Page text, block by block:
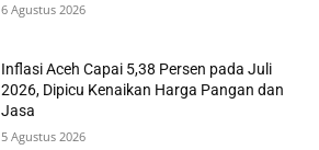
6 Agustus 2026
Inflasi Aceh Capai 5,38 Persen pada Juli
2026, Dipicu Kenaikan Harga Pangan dan
Jasa
5 Agustus 2026